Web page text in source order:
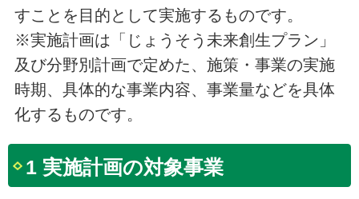
すことを目的として実施するものです。
※実施計画は「じょうそう未来創生プラン」
及び分野別計画で定めた、施策・事業の実施
時期、具体的な事業内容、事業量などを具体
化するものです。
1 実施計画の対象事業